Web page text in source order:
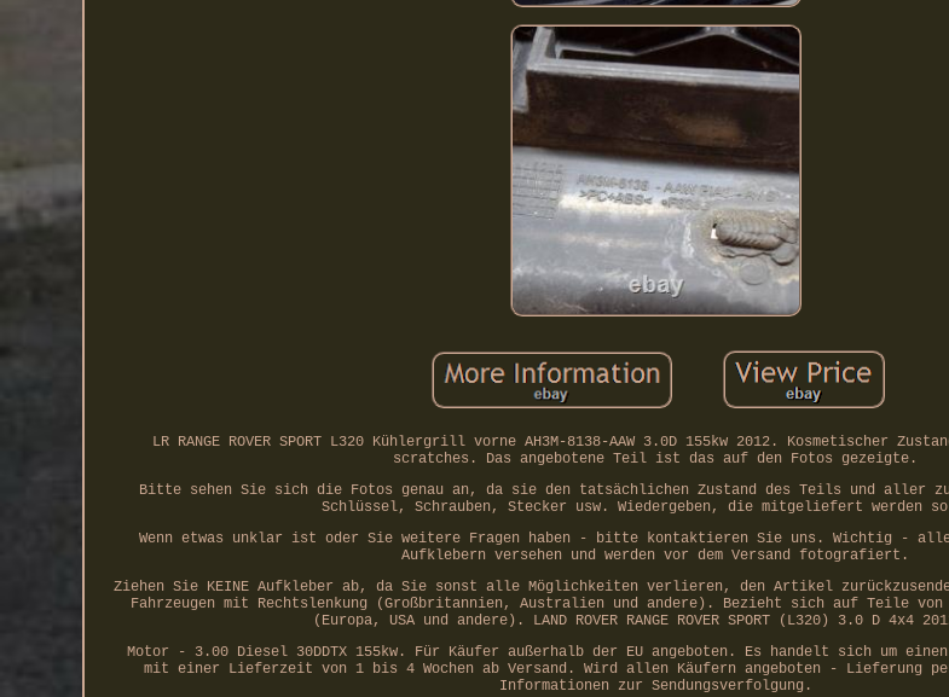
LR RANGE ROVER SPORT L320 Kühlergrill vorne AH3M-8138-AAW 3.0D 155kw 2012. Kosmetischer
scratches. Das angebotene Teil ist das auf den Fotos gezeigte.
Bitte sehen Sie sich die Fotos genau an, da sie den tatsächlichen Zustand des Teils und aller
Schlüssel, Schrauben, Stecker usw. Wiedergeben, die mitgeliefert werden
Wenn etwas unklar ist oder Sie weitere Fragen haben - bitte kontaktieren Sie uns. Wichtig -
Aufklebern versehen und werden vor dem Versand fotografiert.
Ziehen Sie KEINE Aufkleber ab, da Sie sonst alle Möglichkeiten verlieren, den Artikel
Fahrzeugen mit Rechtslenkung (Großbritannien, Australien und andere). Bezieht sich auf Teile von
(Europa, USA und andere). LAND ROVER RANGE ROVER SPORT (L320) 3.0 D 4x4
Motor - 3.00 Diesel 30DDTX 155kw. Für Käufer außerhalb der EU angeboten. Es handelt sich um
mit einer Lieferzeit von 1 bis 4 Wochen ab Versand. Wird allen Käufern angeboten - Lieferung
Informationen zur Sendungsverfolgung.